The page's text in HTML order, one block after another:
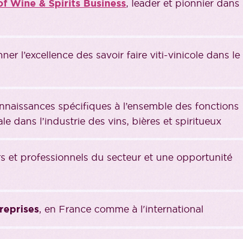
Wine & Spirits Business, leader et pionnier dans
l’excellence des savoir faire viti-vinicole dans le
spécifiques à l’ensemble des fonctions
dans l’industrie des vins, bières et spiritueux
et professionnels du secteur et une opportunité
, en France comme à l'international